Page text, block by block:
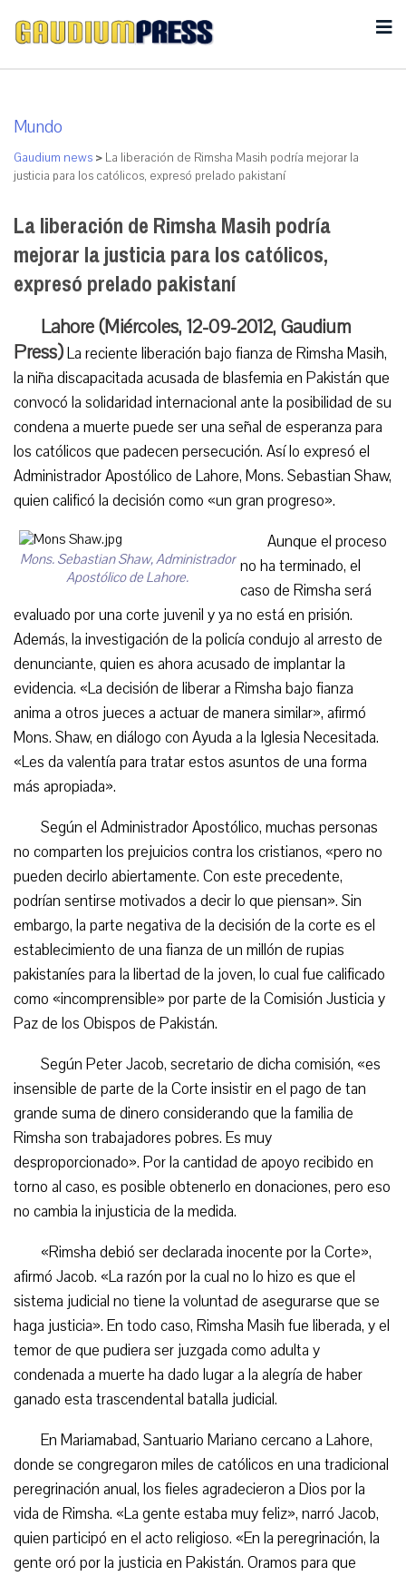
Mundo
Gaudium news > La liberación de Rimsha Masih podría mejorar la
justicia para los católicos, expresó prelado pakistaní
La liberación de Rimsha Masih podría
mejorar la justicia para los católicos,
expresó prelado pakistaní
Lahore (Miércoles, 12-09-2012, Gaudium
Press)La reciente liberación bajo fianza de Rimsha Masih,
la niña discapacitada acusada de blasfemia en Pakistán que
convocó la solidaridad internacional ante la posibilidad de su
condena a muerte puede ser una señal de esperanza para
los católicos que padecen persecución. Así lo expresó el
Administrador Apostólico de Lahore, Mons. Sebastian Shaw,
quien calificó la decisión como «un gran progreso».
Mons. Sebastian Shaw, Administrador
Apostólico de Lahore.
Aunque el proceso
no ha terminado, el
caso de Rimsha será
evaluado por una corte juvenil y ya no está en prisión.
Además, la investigación de la policía condujo al arresto de
denunciante, quien es ahora acusado de implantar la
evidencia. «La decisión de liberar a Rimsha bajo fianza
anima a otros jueces a actuar de manera similar», afirmó
Mons. Shaw, en diálogo con Ayuda a la Iglesia Necesitada.
«Les da valentía para tratar estos asuntos de una forma
más apropiada».
Según el Administrador Apostólico, muchas personas
no comparten los prejuicios contra los cristianos, «pero no
pueden decirlo abiertamente. Con este precedente,
podrían sentirse motivados a decir lo que piensan». Sin
embargo, la parte negativa de la decisión de la corte es el
establecimiento de una fianza de un millón de rupias
pakistaníes para la libertad de la joven, lo cual fue calificado
como «incomprensible» por parte de la Comisión Justicia y
Paz de los Obispos de Pakistán.
Según Peter Jacob, secretario de dicha comisión, «es
insensible de parte de la Corte insistir en el pago de tan
grande suma de dinero considerando que la familia de
Rimsha son trabajadores pobres. Es muy
desproporcionado». Por la cantidad de apoyo recibido en
torno al caso, es posible obtenerlo en donaciones, pero eso
no cambia la injusticia de la medida.
«Rimsha debió ser declarada inocente por la Corte»,
afirmó Jacob. «La razón por la cual no lo hizo es que el
sistema judicial no tiene la voluntad de asegurarse que se
haga justicia». En todo caso, Rimsha Masih fue liberada, y el
temor de que pudiera ser juzgada como adulta y
condenada a muerte ha dado lugar a la alegría de haber
ganado esta trascendental batalla judicial.
En Mariamabad, Santuario Mariano cercano a Lahore,
donde se congregaron miles de católicos en una tradicional
peregrinación anual, los fieles agradecieron a Dios por la
vida de Rimsha. «La gente estaba muy feliz», narró Jacob,
quien participó en el acto religioso. «En la peregrinación, la
gente oró por la justicia en Pakistán. Oramos para que